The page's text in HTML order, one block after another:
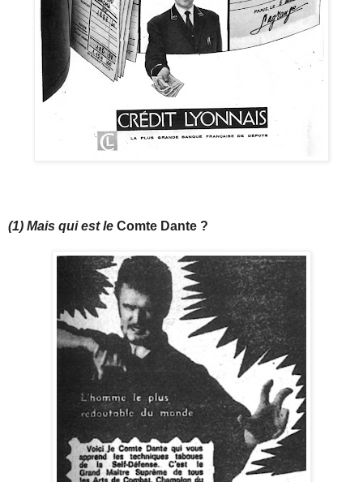
(1) Mais qui est le Comte Dante ?